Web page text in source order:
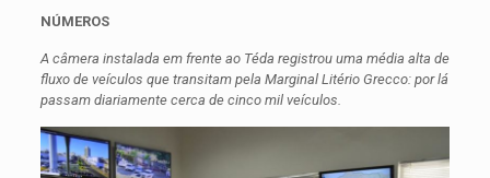
NÚMEROS
A câmera instalada em frente ao Téda registrou uma média alta de
fluxo de veículos que transitam pela Marginal Litério Grecco: por lá
passam diariamente cerca de cinco mil veículos.